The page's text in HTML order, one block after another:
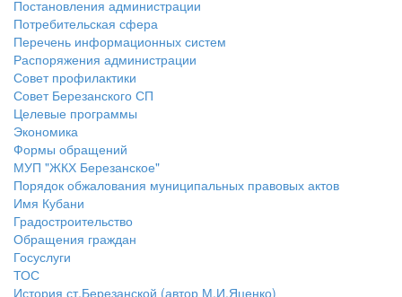
Постановления администрации
Потребительская сфера
Перечень информационных систем
Распоряжения администрации
Совет профилактики
Совет Березанского СП
Целевые программы
Экономика
Формы обращений
МУП "ЖКХ Березанское"
Порядок обжалования муниципальных правовых актов
Имя Кубани
Градостроительство
Обращения граждан
Госуслуги
ТОС
История ст.Березанской (автор М.И.Яценко)